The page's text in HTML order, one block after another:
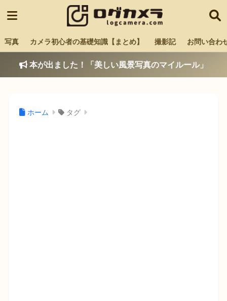
写真 カメラ初心者の基礎知識【まとめ】 撮影記 お問い合わ
本が出ました！「美しい風景写真のマイルール」
ホーム タグ